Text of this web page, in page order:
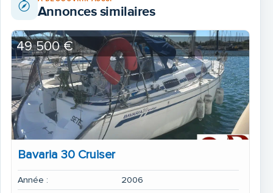
Annonces similaires
Bavaria 30 Cruiser
Année :
2006
49 500 €